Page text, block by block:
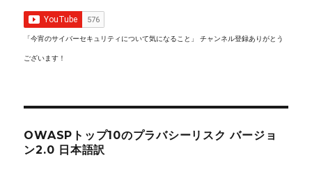
「今宵のサイバーセキュリティについて気になること」 チャンネル登録ありがとう
ございます！
OWASPトップ10のプラバシーリスク バージョ
ン2.0 日本語訳